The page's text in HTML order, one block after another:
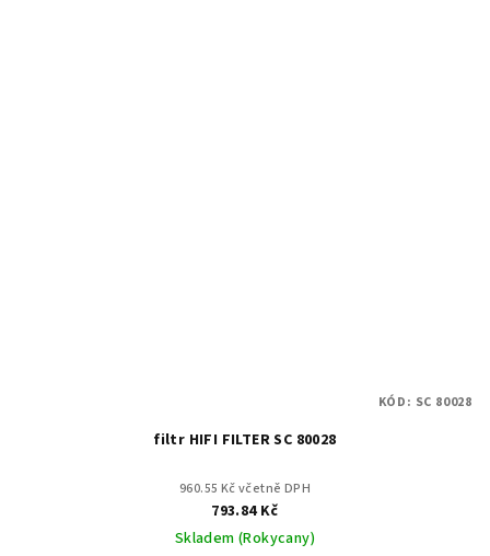
filtr HIFI FILTER SC 80028
960.55 Kč včetně DPH
793.84 Kč
Skladem (Rokycany)
KÓD: SC 80028